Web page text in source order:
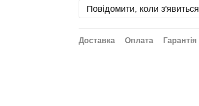
Повідомити, коли з'явиться
Доставка Оплата Гарантія